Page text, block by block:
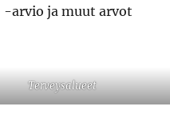
-arvio ja muut arvot
Terveysalueet